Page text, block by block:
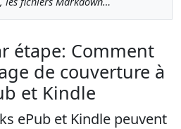
étape: Comment
de couverture à
et Kindle
ePub et Kindle peuvent